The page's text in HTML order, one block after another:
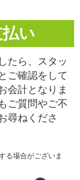
い
たら、スタッ
ご確認をして
会計となりま
ご質問やご不
尋ねくださ
る場合がございま